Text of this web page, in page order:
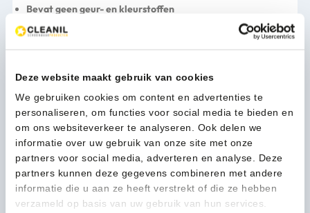
Deze website maakt gebruik van cookies
We gebruiken cookies om content en advertenties te
personaliseren, om functies voor social media te bieden en
om ons websiteverkeer te analyseren. Ook delen we
informatie over uw gebruik van onze site met onze
partners voor social media, adverteren en analyse. Deze
partners kunnen deze gegevens combineren met andere
informatie die u aan ze heeft verstrekt of die ze hebben
verzameld op basis van uw gebruik van hun services.
Bevat geen geur- en kleurstoffen
Geen toegevoegde geur- en kleurstoffen. Ideaal voor
mensen die gevoelig zijn voor geur- en kleurstoffen en die
de voorkeur geven aan producten waaraan deze niet zijn
Geschikt voor levensmiddelenbedrijvenHet product is
onafhankelijk geëvalueerd en sporen van het product
zullen naar verwachting geen schadelijke toxicologische
effecten hebben. Personen die met levensmiddelen
omgaan mogen het product uitsluitend gebruiken in
overeenstemming met de aanwijzingen op het etiket en het
product mag niet rechtstreeks in aanraking komen met
voedsel of voorwerpen die voedsel bevatten.
Effectieve formule zonder oplosmiddelenMaakt gebruik